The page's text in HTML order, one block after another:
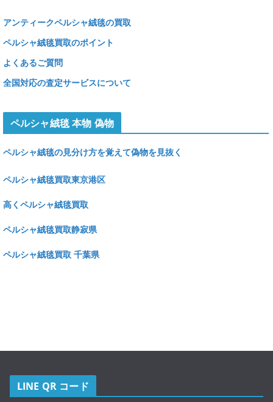
アンティークペルシャ絨毯の買取
ペルシャ絨毯買取のポイント
よくあるご質問
全国対応の査定サービスについて
ペルシャ絨毯 本物 偽物
ペルシャ絨毯の見分け方を覚えて偽物を見抜く
ペルシャ絨毯買取東京港区
高くペルシャ絨毯買取
ペルシャ絨毯買取静寂県
ペルシャ絨毯買取 千葉県
LINE QR コード